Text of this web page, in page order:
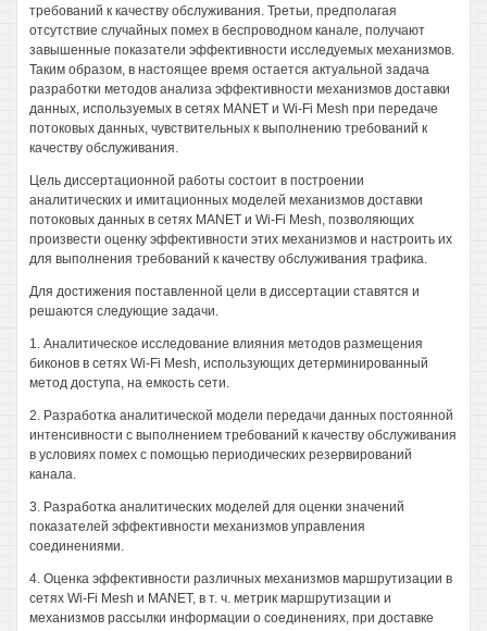
требований к качеству обслуживания. Третьи, предполагая
отсутствие случайных помех в беспроводном канале, получают
завышенные показатели эффективности исследуемых механизмов.
Таким образом, в настоящее время остается актуальной задача
разработки методов анализа эффективности механизмов доставки
данных, используемых в сетях MANET и Wi-Fi Mesh при передаче
потоковых данных, чувствительных к выполнению требований к
качеству обслуживания.
Цель диссертационной работы состоит в построении
аналитических и имитационных моделей механизмов доставки
потоковых данных в сетях MANET и Wi-Fi Mesh, позволяющих
произвести оценку эффективности этих механизмов и настроить их
для выполнения требований к качеству обслуживания трафика.
Для достижения поставленной цели в диссертации ставятся и
решаются следующие задачи.
1. Аналитическое исследование влияния методов размещения
биконов в сетях Wi-Fi Mesh, использующих детерминированный
метод доступа, на емкость сети.
2. Разработка аналитической модели передачи данных постоянной
интенсивности с выполнением требований к качеству обслуживания
в условиях помех с помощью периодических резервирований
канала.
3. Разработка аналитических моделей для оценки значений
показателей эффективности механизмов управления
соединениями.
4. Оценка эффективности различных механизмов маршрутизации в
сетях Wi-Fi Mesh и MANET, в т. ч. метрик маршрутизации и
механизмов рассылки информации о соединениях, при доставке